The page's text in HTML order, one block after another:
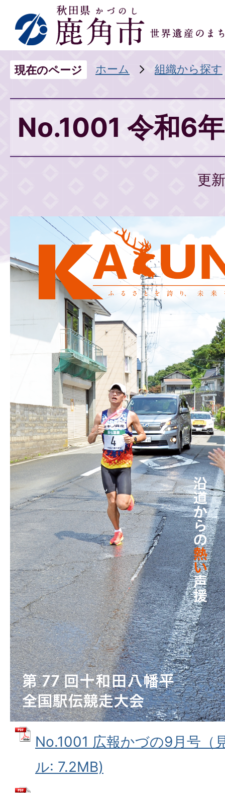
現在のページ ホーム 組織から探す
No.1001 令和6
更
No.1001 広報かづの9月号（
ル: 7.2MB)